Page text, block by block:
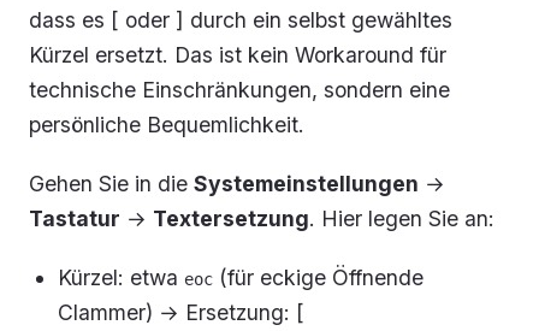
dass es [ oder ] durch ein selbst gewähltes
Kürzel ersetzt. Das ist kein Workaround für
technische Einschränkungen, sondern eine
persönliche Bequemlichkeit.
Gehen Sie in die Systemeinstellungen →
Tastatur → Textersetzung. Hier legen Sie an:
Kürzel: etwa eoc (für eckige Öffnende
Clammer) → Ersetzung: [